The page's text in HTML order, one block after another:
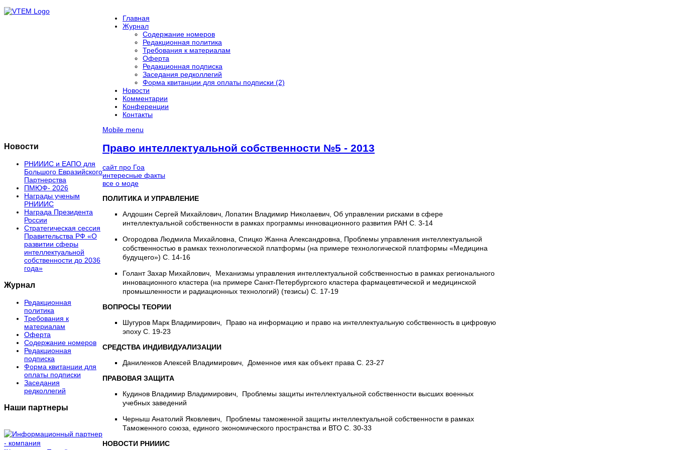
Главная
Журнал
Содержание номеров
Редакционная политика
Требования к материалам
Оферта
Редакционная подписка
Заседания редколлегий
Форма квитанции для оплаты подписки (2)
Новости
Комментарии
Конференции
Контакты
Mobile menu
Новости
РНИИИС и ЕАПО для
Большого Евразийского
Партнерства
ПМЮФ- 2026
Награды ученым
РНИИИС
Награда Президента
России
Стратегическая сессия
Правительства РФ «О
развитии сферы
интеллектуальной
собственности до 2036
года»
Журнал
Редакционная
политика
Требования к
материалам
Оферта
Содержание номеров
Редакционная
подписка
Форма квитанции для
оплаты подписки
Заседания
редколлегий
Наши партнеры
Право интеллектуальной собственности №5 - 2013
сайт про Гоа
интересные факты
все о моде
ПОЛИТИКА И УПРАВЛЕНИЕ
Алдошин Сергей Михайлович, Лопатин Владимир Николаевич, Об управлении рисками в сфере
интеллектуальной собственности в рамках программы инновационного развития РАН С. 3-14
Огородова Людмила Михайловна, Спицко Жанна Александровна, Проблемы управления интеллектуальной
собственностью в рамках технологической платформы (на примере технологической платформы «Медицина
будущего») С. 14-16
Голант Захар Михайлович, Механизмы управления интеллектуальной собственностью в рамках регионального
инновационного кластера (на примере Санкт-Петербургского кластера фармацевтической и медицинской
промышленности и радиационных технологий) (тезисы) С. 17-19
ВОПРОСЫ ТЕОРИИ
Шугуров Марк Владимирович, Право на информацию и право на интеллектуальную собственность в цифровую
эпоху С. 19-23
СРЕДСТВА ИНДИВИДУАЛИЗАЦИИ
Даниленков Алексей Владимирович, Доменное имя как объект права С. 23-27
ПРАВОВАЯ ЗАЩИТА
Кудинов Владимир Владимирович, Проблемы защиты интеллектуальной собственности высших военных
учебных заведений
Черныш Анатолий Яковлевич, Проблемы таможенной защиты интеллектуальной собственности в рамках
Таможенного союза, единого экономического пространства и ВТО С. 30-33
НОВОСТИ РНИИИС